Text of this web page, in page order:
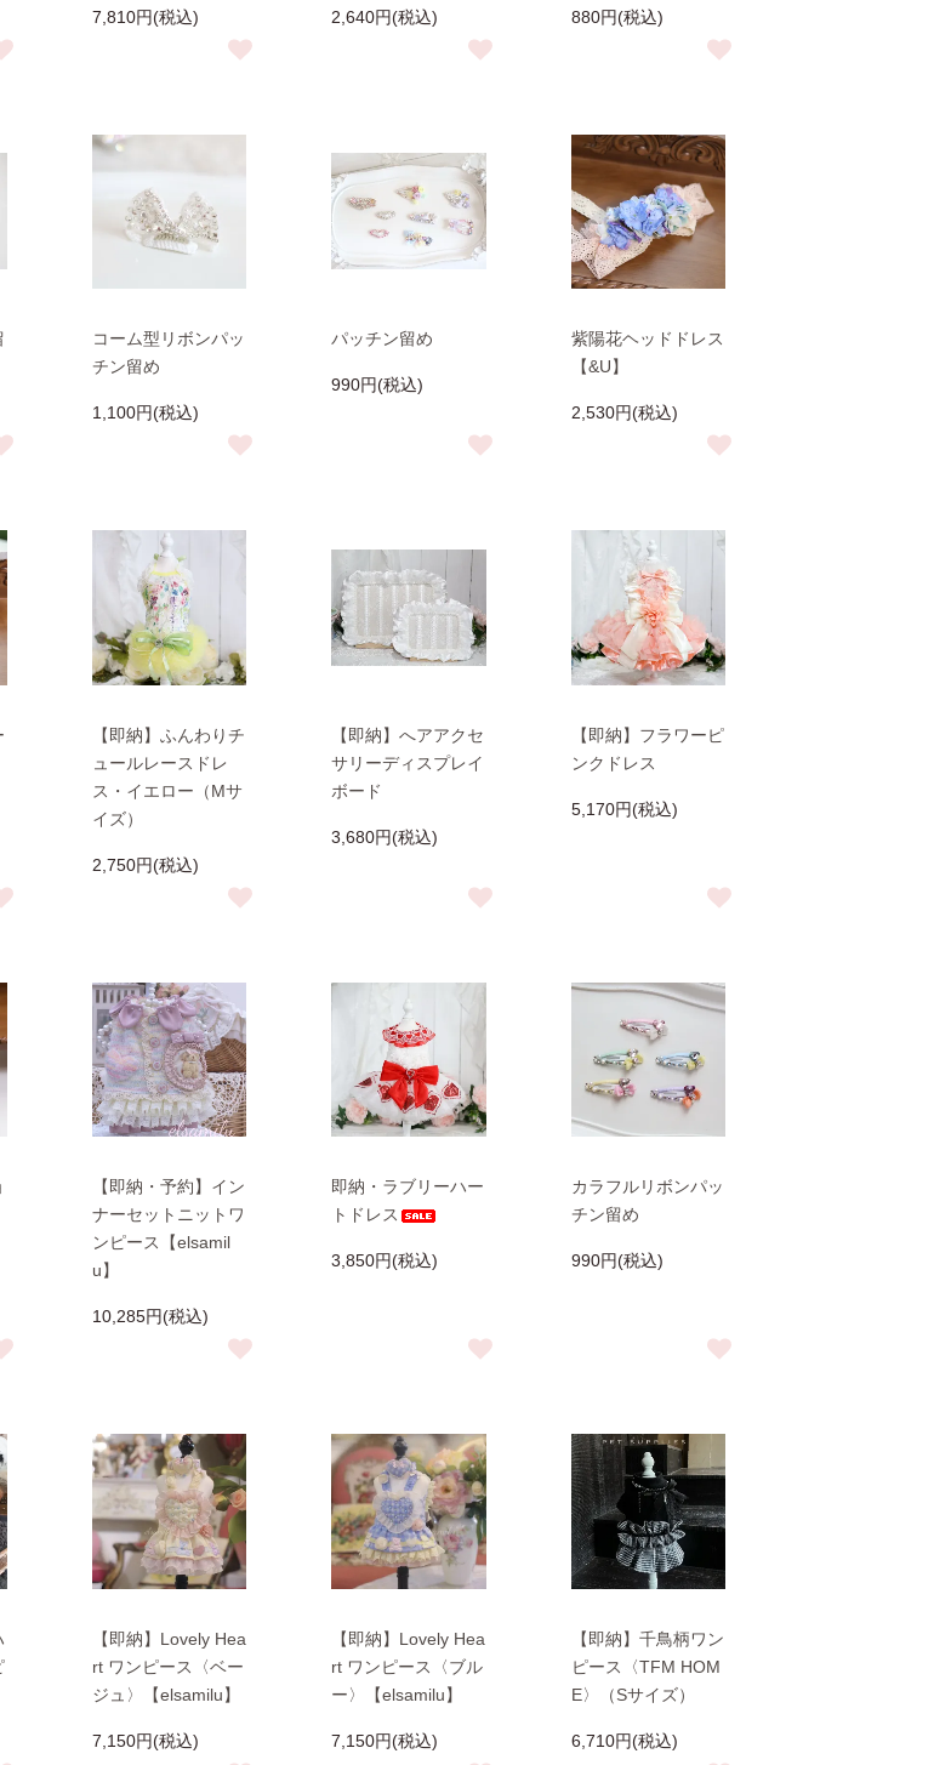
7,810円(税込) 2,640円(税込) 880円(税込)
コーム型リボンパッ
チン留め
1,100円(税込)
パッチン留め
990円(税込)
紫陽花ヘッドドレス
【&U】
2,530円(税込)
【即納】ふんわりチ
ュールレースドレ
ス・イエロー（Mサ
イズ）
2,750円(税込)
【即納】へアアクセ
サリーディスプレイ
ボード
3,680円(税込)
【即納】フラワーピ
ンクドレス
5,170円(税込)
【即納・予約】イン
ナーセットニットワ
ンピース【elsamil
u】
10,285円(税込)
即納・ラブリーハー
トドレス
3,850円(税込)
カラフルリボンパッ
チン留め
990円(税込)
【即納】Lovely Hea
rt ワンピース〈ベー
ジュ〉【elsamilu】
7,150円(税込)
【即納】Lovely Hea
rt ワンピース〈ブル
ー〉【elsamilu】
7,150円(税込)
【即納】千鳥柄ワン
ピース〈TFM HOM
E〉（Sサイズ）
6,710円(税込)